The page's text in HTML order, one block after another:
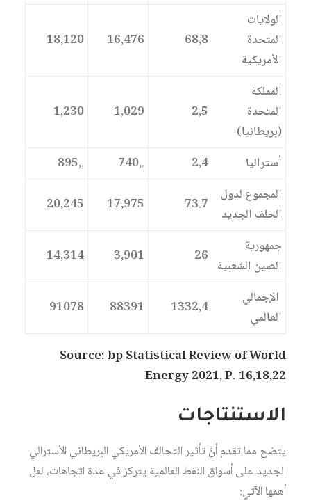
الولايات
المتحدة
الأمريكية
68,8
16,476
18,120
المملكة
المتحدة
(بريطانيا)
2,5
1,029
1,230
أستراليا 2,4
.,740
.,895
المجموع لدول
الحلف الجديد
73.7
17,975
20,245
جمهورية
الصين الشعبية
26
3,901
14,314
الإجمالي
العالمي
1332,4
88391
91078
Source: bp Statistical Review of World
Energy 2021, P. 16,18,22
الاستنتاجات
يتضح مما تقدم أنَّ تأثير التحالف الأمريكي البريطاني الأسترالي
الجديد على أسواق النفط العالمية يتركز في عدة اتجاهات، لعل
أهمها الآتي: